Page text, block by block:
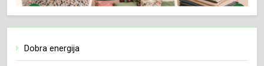
Dobra energija